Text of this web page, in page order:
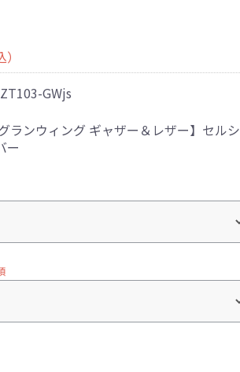
GWjs
ランウィング ギャザー＆レザー】セルシ
ー